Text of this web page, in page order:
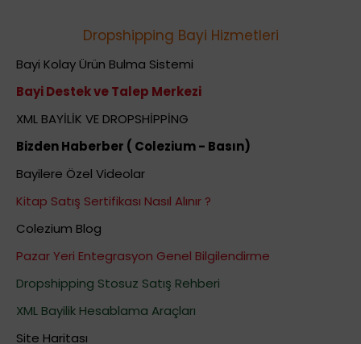
Dropshipping Bayi Hizmetleri
Bayi Kolay Ürün Bulma Sistemi
Bayi Destek ve Talep Merkezi
XML BAYİLİK VE DROPSHİPPİNG
Bizden Haberber ( Colezium - Basın)
Bayilere Özel Videolar
Kitap Satış Sertifikası Nasıl Alınır ?
Colezium Blog
Pazar Yeri Entegrasyon Genel Bilgilendirme
Dropshipping Stosuz Satış Rehberi
XML Bayilik Hesablama Araçları
Site Haritası